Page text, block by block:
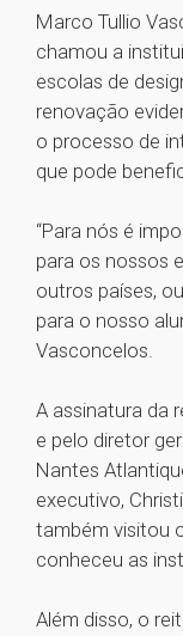
Marco Tullio
chamou a
escolas de
renovação
o processo de
que pode
“Para nós é
para os nossos
outros países,
para o nosso
Vasconcelos.
A assinatura da
e pelo diretor
Nantes
executivo,
também visitou
conheceu as
Além disso, o